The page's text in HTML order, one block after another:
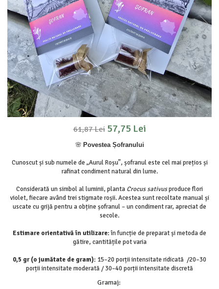
61,87 Lei 57,75 Lei
🌸 Povestea Șofranului
Cunoscut și sub numele de „Aurul Roșu”, șofranul este cel mai prețios și
rafinat condiment natural din lume.
Considerată un simbol al luminii, planta Crocus sativusproduce flori
violet, fiecare având trei stigmate roșii. Acestea sunt recoltate manual și
uscate cu grijă pentru a obține șofranul – un condiment rar, apreciat de
secole.
Estimare orientativă în utilizare:în funcție de preparat și metoda de
gătire, cantitățile pot varia
0,5 gr (o jumătate de gram): 15–20 porții intensitate ridicată /20–30
porții intensitate moderată / 30–40 porții intensitate discretă
Gramaj: